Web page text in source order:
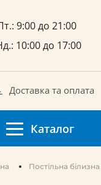
9:00 до 21:00
10:00 до 17:00
Доставка та оплата
Каталог
Постільна білизна